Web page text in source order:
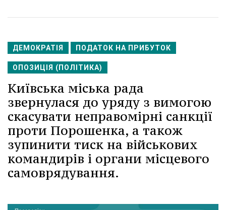
ДЕМОКРАТІЯ ПОДАТОК НА ПРИБУТОК
ОПОЗИЦІЯ (ПОЛІТИКА)
Київська міська рада
звернулася до уряду з вимогою
скасувати неправомірні санкції
проти Порошенка, а також
зупинити тиск на військових
командирів і органи місцевого
самоврядування.